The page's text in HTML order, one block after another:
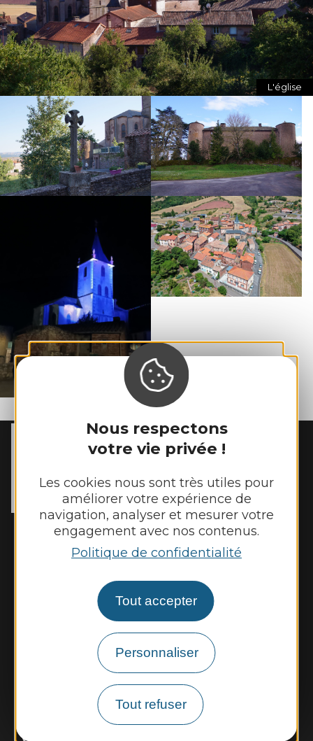
Nous respectons
votre vie privée !
Les cookies nous sont très utiles pour
améliorer votre expérience de
navigation, analyser et mesurer votre
engagement avec nos contenus.
Politique de confidentialité
Tout accepter
Personnaliser
Tout refuser
L'église
MAIRIE DEREBOURGUIL
12400 Rebourguil
Tél. :05 65 99 83 11
Horaires d'ouverture :
Mardi et jeudi de 14h00 à 17h00
Nous contacter
Vie municipale